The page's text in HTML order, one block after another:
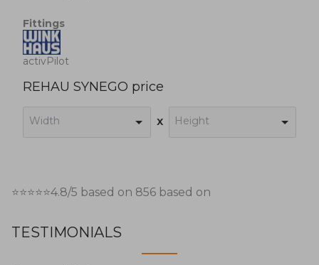
Fittings
activPilot
REHAU SYNEGO price
Width x Height
⭐⭐⭐⭐⭐4.8/5 based on 856 based on
TESTIMONIALS